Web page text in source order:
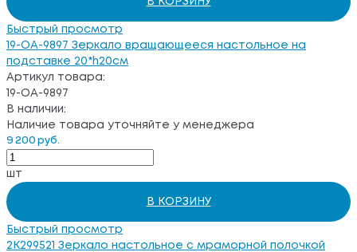
Быстрый просмотр
19-OA-9897 Зеркало вращающееся настольное на
подставке 20*h20см
Артикул товара:
19-OA-9897
В наличии:
Наличие товара уточняйте у менеджера
9 200 руб.
шт
В КОРЗИНУ
Быстрый просмотр
2K299521 Зеркало настольное с мраморной полочкой